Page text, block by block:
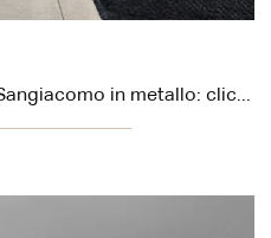
Mobile porta tv per il living Sangiacomo in metallo: clicca e scopri di più sul modello Vesa su Cabaret, pensato per spazi design.